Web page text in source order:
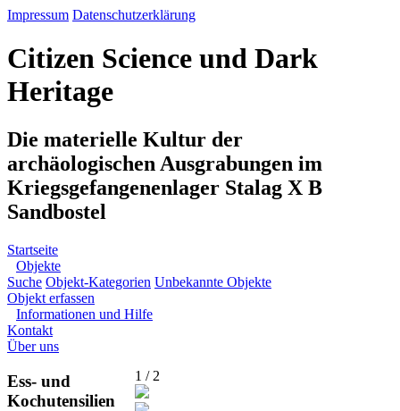
Impressum Datenschutzerklärung
Citizen Science und Dark
Heritage
Die materielle Kultur der
archäologischen Ausgrabungen im
Kriegsgefangenenlager Stalag X B
Sandbostel
Startseite
Objekte
Suche Objekt-Kategorien Unbekannte Objekte
Objekt erfassen
Informationen und Hilfe
Kontakt
Über uns
Ess- und
Kochutensilien
1 / 2